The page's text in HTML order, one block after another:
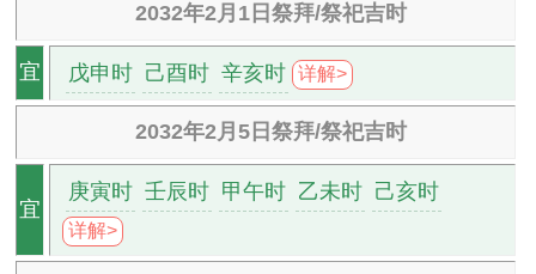
2032年2月1日祭拜/祭祀吉时
宜 戊申时 己酉时 辛亥时 详解>
2032年2月5日祭拜/祭祀吉时
宜
庚寅时 壬辰时 甲午时 乙未时 己亥时
详解>